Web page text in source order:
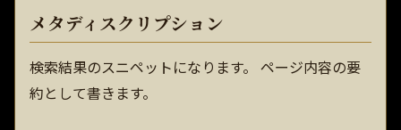
メタディスクリプション
検索結果のスニペットになります。 ページ内容の要
約として書きます。